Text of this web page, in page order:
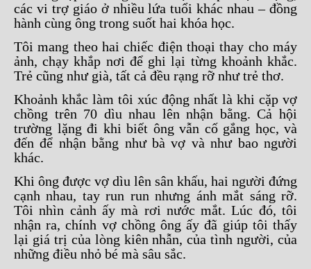
các vi trợ giáo ở nhiều lứa tuổi khác nhau – đồng
hành cùng ông trong suốt hai khóa học.
Tôi mang theo hai chiếc điện thoại thay cho máy
ảnh, chạy khắp nơi để ghi lại từng khoảnh khắc.
Trẻ cũng như già, tất cả đều rạng rỡ như trẻ thơ.
Khoảnh khắc làm tôi xúc động nhất là khi cặp vợ
chồng trên 70 dìu nhau lên nhận bằng. Cả hội
trường lặng đi khi biết ông vẫn cố gắng học, và
đến để nhận bằng như bà vợ và như bao người
khác.
Khi ông được vợ dìu lên sân khấu, hai người đứng
cạnh nhau, tay run run nhưng ánh mắt sáng rỡ.
Tôi nhìn cảnh ấy mà rơi nước mắt. Lúc đó, tôi
nhận ra, chính vợ chồng ông ấy đã giúp tôi thấy
lại giá trị của lòng kiên nhẫn, của tình người, của
những điều nhỏ bé mà sâu sắc.